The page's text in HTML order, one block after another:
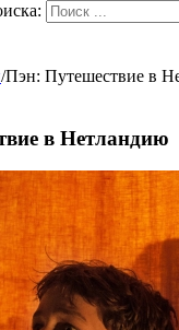
/Пэн: Путешествие в
в Нетландию